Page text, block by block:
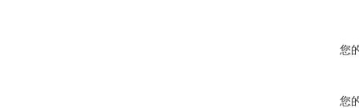
您
您